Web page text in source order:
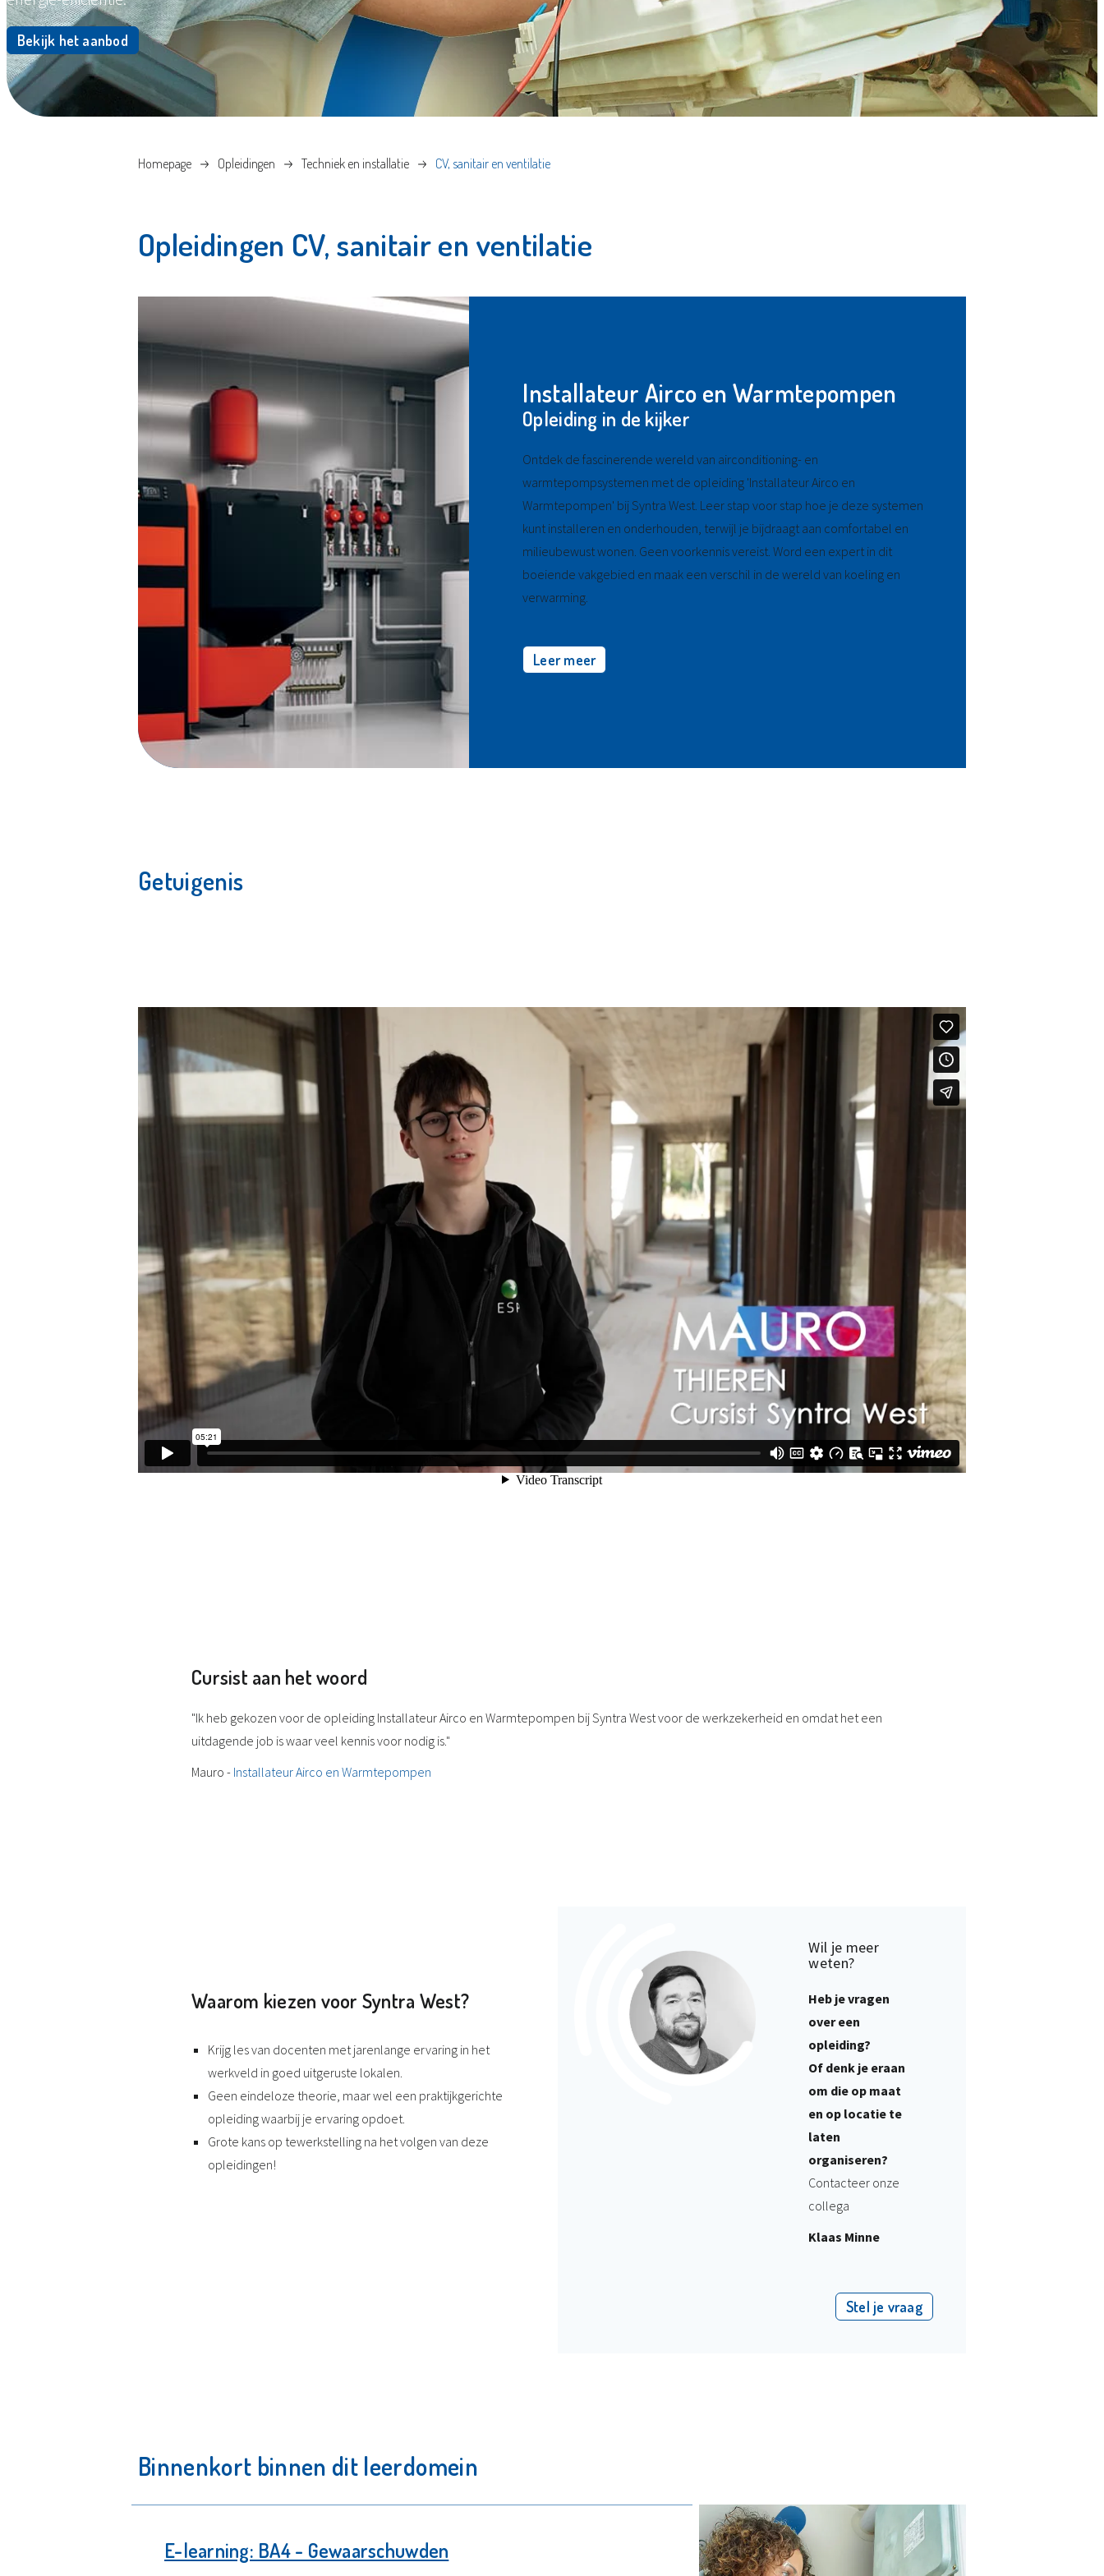
Bekijk het aanbod
Homepage Opleidingen Techniek en installatie CV, sanitair en ventilatie
Opleidingen CV, sanitair en ventilatie
Installateur Airco en Warmtepompen
Opleiding in de kijker
Ontdek de fascinerende wereld van airconditioning- en
warmtepompsystemen met de opleiding 'Installateur Airco en
Warmtepompen' bij Syntra West. Leer stap voor stap hoe je deze systemen
kunt installeren en onderhouden, terwijl je bijdraagt aan comfortabel en
milieubewust wonen. Geen voorkennis vereist. Word een expert in dit
boeiende vakgebied en maak een verschil in de wereld van koeling en
verwarming.
Leer meer
Getuigenis
Cursist aan het woord
"Ik heb gekozen voor de opleiding Installateur Airco en Warmtepompen bij Syntra West voor de werkzekerheid en omdat het een
uitdagende job is waar veel kennis voor nodig is."
Mauro - Installateur Airco en Warmtepompen
Waarom kiezen voor Syntra West?
Krijg les van docenten met jarenlange ervaring in het
werkveld in goed uitgeruste lokalen.
Geen eindeloze theorie, maar wel een praktijkgerichte
opleiding waarbij je ervaring opdoet.
Grote kans op tewerkstelling na het volgen van deze
opleidingen!
Wil je meer
weten?
Heb je vragen
over een
opleiding?
Of denk je eraan
om die op maat
en op locatie te
laten
organiseren?
Contacteer onze
collega
Klaas Minne
Stel je vraag
Binnenkort binnen dit leerdomein
E-learning: BA4 - Gewaarschuwden